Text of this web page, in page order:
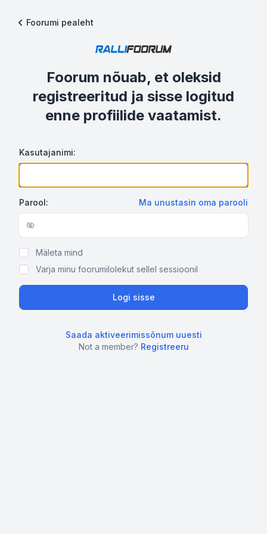
Foorumi pealeht
Foorum nõuab, et oleksid
registreeritud ja sisse logitud
enne profiilide vaatamist.
Kasutajanimi:
Parool: Ma unustasin oma parooli
Show/hide password
Mäleta mind
Varja minu foorumilolekut sellel sessioonil
Saada aktiveerimissõnum uuesti
Not a member? Registreeru